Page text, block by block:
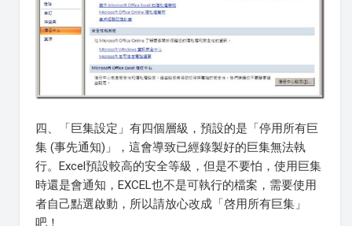
四、「巨集設定」有四個層級，預設的是「停用所有巨
集 (事先通知)」，這會導致已經錄製好的巨集無法執
行。Excel預設較高的安全等級，但是不要怕，使用巨集
時還是會通知，EXCEL也不是可執行的檔案，需要使用
者自己點選啟動，所以請放心改成「啓用所有巨集」
吧！